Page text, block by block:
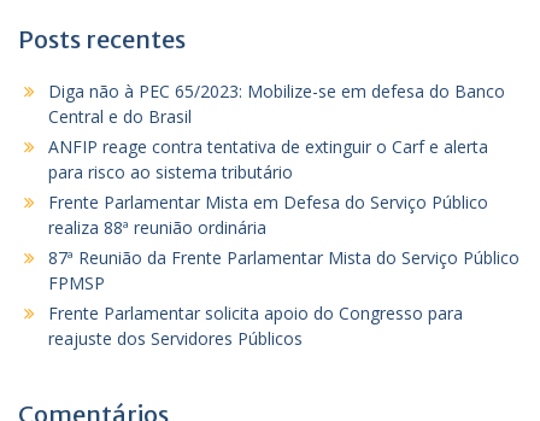
Posts recentes
Diga não à PEC 65/2023: Mobilize-se em defesa do Banco
Central e do Brasil
ANFIP reage contra tentativa de extinguir o Carf e alerta
para risco ao sistema tributário
Frente Parlamentar Mista em Defesa do Serviço Público
realiza 88ª reunião ordinária
87ª Reunião da Frente Parlamentar Mista do Serviço Público
FPMSP
Frente Parlamentar solicita apoio do Congresso para
reajuste dos Servidores Públicos
Comentários